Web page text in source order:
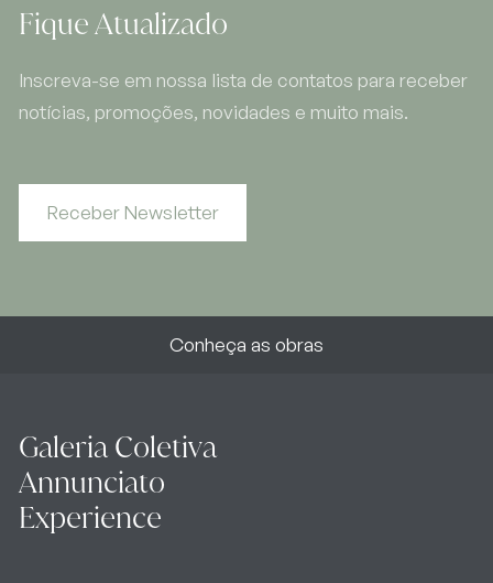
Fique Atualizado
Inscreva-se em nossa lista de contatos para receber
notícias, promoções, novidades e muito mais.
Receber Newsletter
Conheça as obras
Galeria Coletiva
Annunciato
Experience